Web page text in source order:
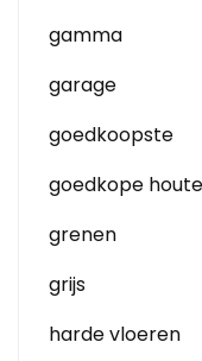
gamma
garage
goedkoopste
goedkope
grenen
grijs
harde vloeren